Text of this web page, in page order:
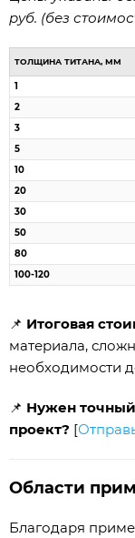
руб. (без
ТОЛЩИНА ТИТАНА, ММ
1
2
3
5
10
20
30
50
80
100-120
📌 Итоговая
материала,
необходимости
📌 Нужен
проект? [
Области
Благодаря